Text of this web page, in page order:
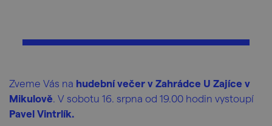
Zveme Vás na hudební večer v Zahrádce U Zajíce v
Mikulově. V sobotu 16. srpna od 19.00 hodin vystoupí
Pavel Vintrlík.